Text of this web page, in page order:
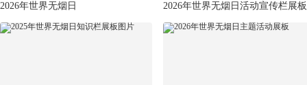
2026年世界无烟日 2026年世界无烟日活动宣传栏展板